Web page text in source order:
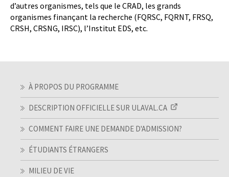
d’autres organismes, tels que le CRAD, les grands
organismes finançant la recherche (FQRSC, FQRNT, FRSQ,
CRSH, CRSNG, IRSC), l’Institut EDS, etc.
À PROPOS DU PROGRAMME
DESCRIPTION OFFICIELLE SUR ULAVAL.CA
COMMENT FAIRE UNE DEMANDE D'ADMISSION?
ÉTUDIANTS ÉTRANGERS
MILIEU DE VIE